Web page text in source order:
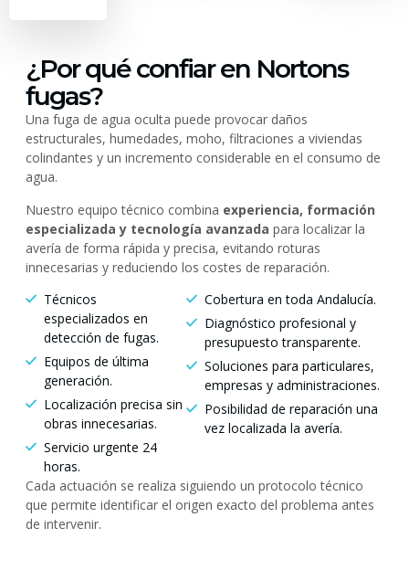
¿Por qué confiar en Nortons
fugas?
Una fuga de agua oculta puede provocar daños
estructurales, humedades, moho, filtraciones a viviendas
colindantes y un incremento considerable en el consumo de
agua.
Nuestro equipo técnico combina experiencia, formación
especializada y tecnología avanzada para localizar la
avería de forma rápida y precisa, evitando roturas
innecesarias y reduciendo los costes de reparación.
Técnicos
especializados en
detección de fugas.
Equipos de última
generación.
Localización precisa sin
obras innecesarias.
Servicio urgente 24
horas.
Cobertura en toda Andalucía.
Diagnóstico profesional y
presupuesto transparente.
Soluciones para particulares,
empresas y administraciones.
Posibilidad de reparación una
vez localizada la avería.
Cada actuación se realiza siguiendo un protocolo técnico
que permite identificar el origen exacto del problema antes
de intervenir.